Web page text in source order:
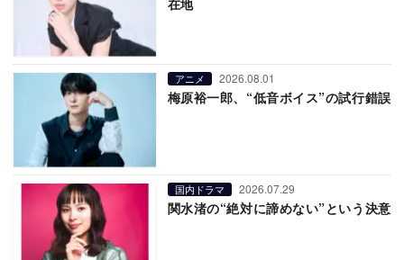
アニメ 2026.08.01
梅原裕一郎、“低音ボイス”の試行錯誤
国内ドラマ 2026.07.29
関水渚の“絶対に諦めない”という決意